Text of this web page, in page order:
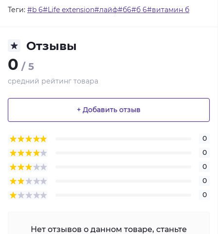
Теги: #b 6#Life extension#лайф#б6#б 6#витамин б
Отзывы
0 / 5
средний рейтинг товара
+ Добавить отзыв
0
0
0
0
0
Нет отзывов о данном товаре, станьте